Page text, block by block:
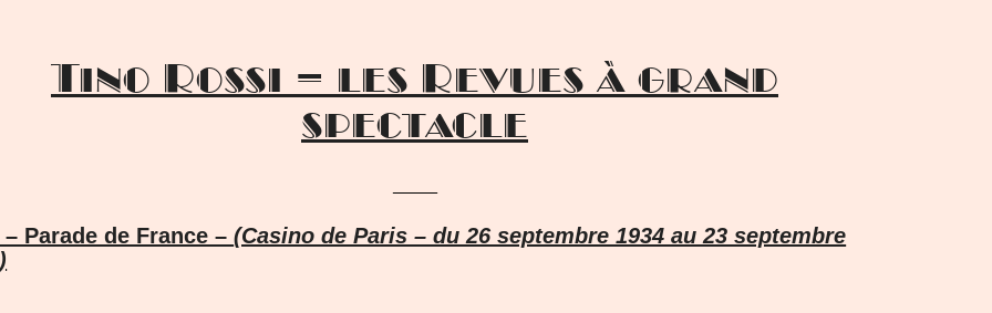
Tino Rossi – les Revues à grand
spectacle
– Parade de France –(Casino de Paris – du 26 septembre 1934 au 23 septembre